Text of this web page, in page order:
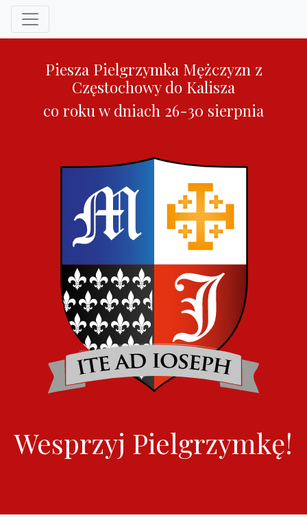
Piesza Pielgrzymka Mężczyzn z
Częstochowy do Kalisza
co roku w dniach 26-30 sierpnia
Wesprzyj Pielgrzymkę!